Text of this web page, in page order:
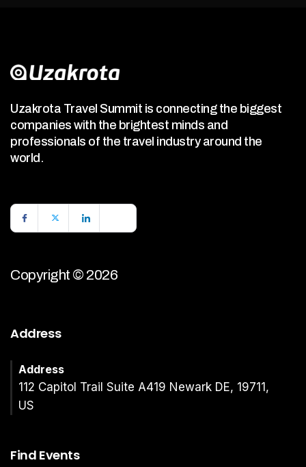
Uzakrota Travel Summit is connecting the biggest
companies with the brightest minds and
professionals of the travel industry around the
world.
Copyright © 2026
Address
Address
112 Capitol Trail Suite A419 Newark DE, 19711,
US
Find Events